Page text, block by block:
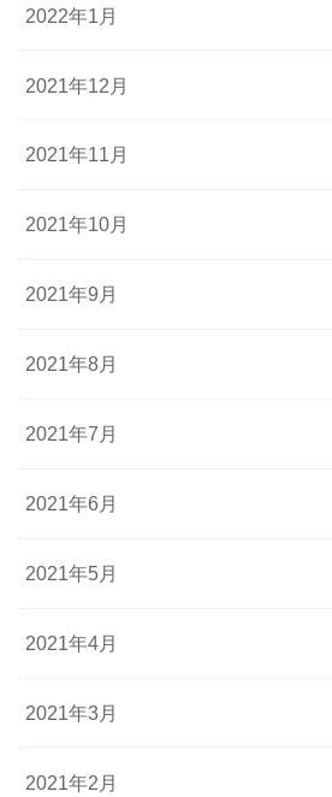
2022年1月
2021年12月
2021年11月
2021年10月
2021年9月
2021年8月
2021年7月
2021年6月
2021年5月
2021年4月
2021年3月
2021年2月